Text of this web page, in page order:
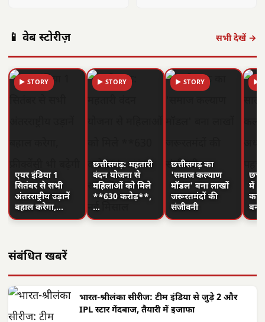
📱 वेब स्टोरीज़ सभी देखें →
▶ STORY
एयर इंडिया 1
सितंबर से सभी
अंतरराष्ट्रीय उड़ानें
बहाल करेगा,…
▶ STORY
छत्तीसगढ़: महतारी
वंदन योजना से
महिलाओं को मिले
**630 करोड़**,
…
▶ STORY
छत्तीसगढ़ का
'समाज कल्याण
मॉडल' बना लाखों
जरूरतमंदों की
संजीवनी
▶
में
का
संबंधित खबरें
भारत-श्रीलंका सीरीज: टीम इंडिया से जुड़े 2 और
IPL स्टार गेंदबाज, तैयारी में इजाफा